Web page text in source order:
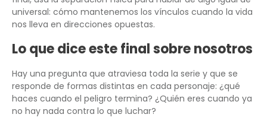
universal: cómo mantenemos los vínculos cuando la vida
nos lleva en direcciones opuestas.
Lo que dice este final sobre nosotros
Hay una pregunta que atraviesa toda la serie y que se
responde de formas distintas en cada personaje: ¿qué
haces cuando el peligro termina? ¿Quién eres cuando ya
no hay nada contra lo que luchar?